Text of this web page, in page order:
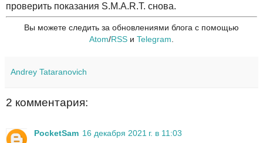
проверить показания S.M.A.R.T. снова.
Вы можете следить за обновлениями блога с помощью
Atom/RSS и Telegram
Andrey Tataranovich
2 комментария:
PocketSam 16 декабря 2021 г. в 11:03